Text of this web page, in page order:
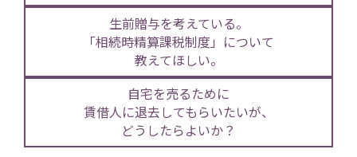
生前贈与を考えている。
「相続時精算課税制度」について
教えてほしい。
自宅を売るために
賃借人に退去してもらいたいが、
どうしたらよいか？